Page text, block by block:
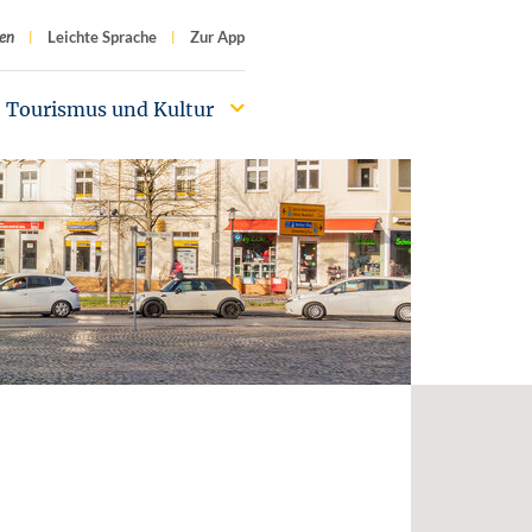
Leichte Sprache Zur App
Tourismus und Kultur